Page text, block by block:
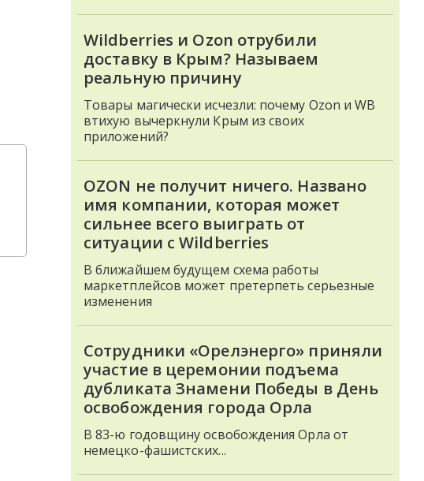
Wildberries и Ozon отрубили
доставку в Крым? Называем
реальную причину
Товары магически исчезли: почему Ozon и WB
втихую вычеркнули Крым из своих
приложений?
OZON не получит ничего. Названо
имя компании, которая может
сильнее всего выиграть от
ситуации с Wildberries
В ближайшем будущем схема работы
маркетплейсов может претерпеть серьезные
изменения
Сотрудники «Орелэнерго» приняли
участие в церемонии подъема
дубликата Знамени Победы в День
освобождения города Орла
В 83-ю годовщину освобождения Орла от
немецко-фашистских...